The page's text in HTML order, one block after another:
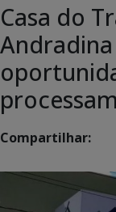
Casa do
Compartilhar: